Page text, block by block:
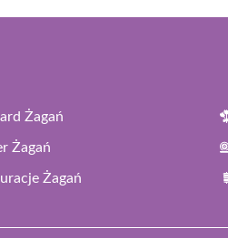
Żagań
Żagań
Żagań